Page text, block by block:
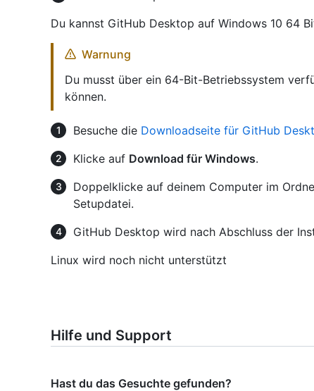
Du kannst GitHub Desktop auf Windows 10 64
Warnung
Du musst über ein 64-Bit-Betriebssystem
können.
Besuche die Downloadseite für GitHub
Klicke auf Download für Windows.
Doppelklicke auf deinem Computer im
Setupdatei.
GitHub Desktop wird nach Abschluss der
Linux wird noch nicht unterstützt
Hilfe und Support
Hast du das Gesuchte gefunden?